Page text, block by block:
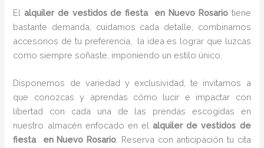
Elalquiler de vestidos de fiesta en Nuevo Rosario tiene
bastante demanda, cuidamos cada detalle, combinamos
accesorios de tu preferencia, la idea es lograr que luzcas
como siempre soñaste, imponiendo un estilo único.
Disponemos de variedad y exclusividad, te invitamos a
que conozcas y aprendas cómo lucir e impactar con
libertad con cada una de las prendas escogidas en
nuestro almacén enfocado en elalquiler de vestidos de
fiesta en Nuevo Rosario . Reserva con anticipación tu cita